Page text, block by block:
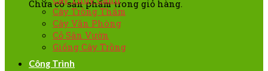
Chưa có sản phẩm trong giỏ hàng.
Cây Trồng Thảm
Cây Văn Phòng
Cỏ Sân Vườn
Giống Cây Trồng
Công Trình